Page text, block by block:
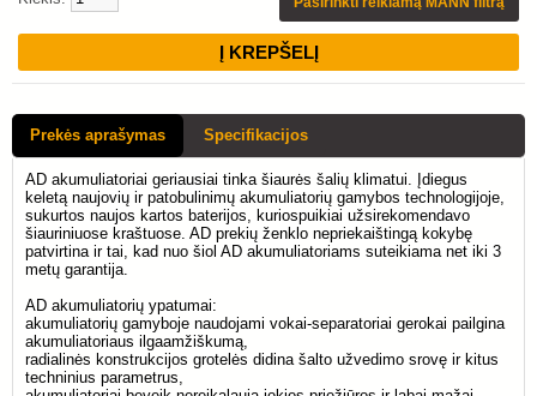
Prekės aprašymas Specifikacijos
AD akumuliatoriai geriausiai tinka šiaurės šalių klimatui. Įdiegus
keletą naujovių ir patobulinimų akumuliatorių gamybos technologijoje,
sukurtos naujos kartos baterijos, kuriospuikiai užsirekomendavo
šiauriniuose kraštuose. AD prekių ženklo nepriekaištingą kokybę
patvirtina ir tai, kad nuo šiol AD akumuliatoriams suteikiama net iki 3
metų garantija.
AD akumuliatorių ypatumai:
akumuliatorių gamyboje naudojami vokai-separatoriai gerokai pailgina
akumuliatoriaus ilgaamžiškumą,
radialinės konstrukcijos grotelės didina šalto užvedimo srovę ir kitus
techninius parametrus,